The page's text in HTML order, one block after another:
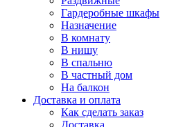
Гардеробные шкафы
Назначение
В комнату
В нишу
В спальню
В частный дом
На балкон
Доставка и оплата
Как сделать заказ
Доставка